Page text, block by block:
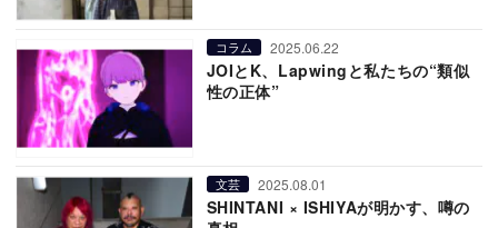
コラム 2025.06.22
JOIとK、Lapwingと私たちの“類似
性の正体”
文芸 2025.08.01
SHINTANI × ISHIYAが明かす、噂の